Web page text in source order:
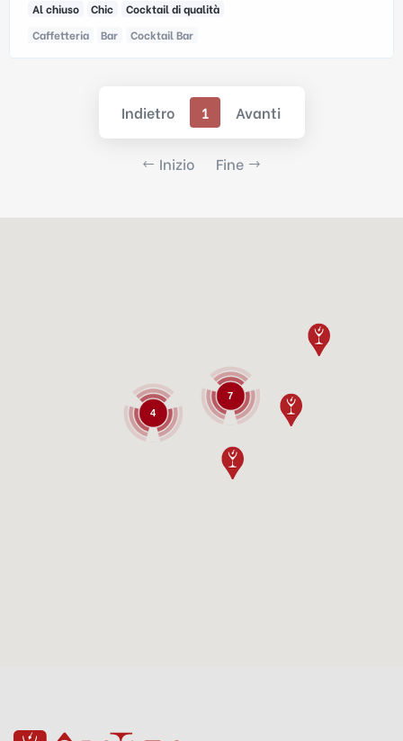
Al chiuso Chic
Cocktail di qualità
Caffetteria
Bar Cocktail Bar
Indietro 1 Avanti
Inizio Fine
7
4